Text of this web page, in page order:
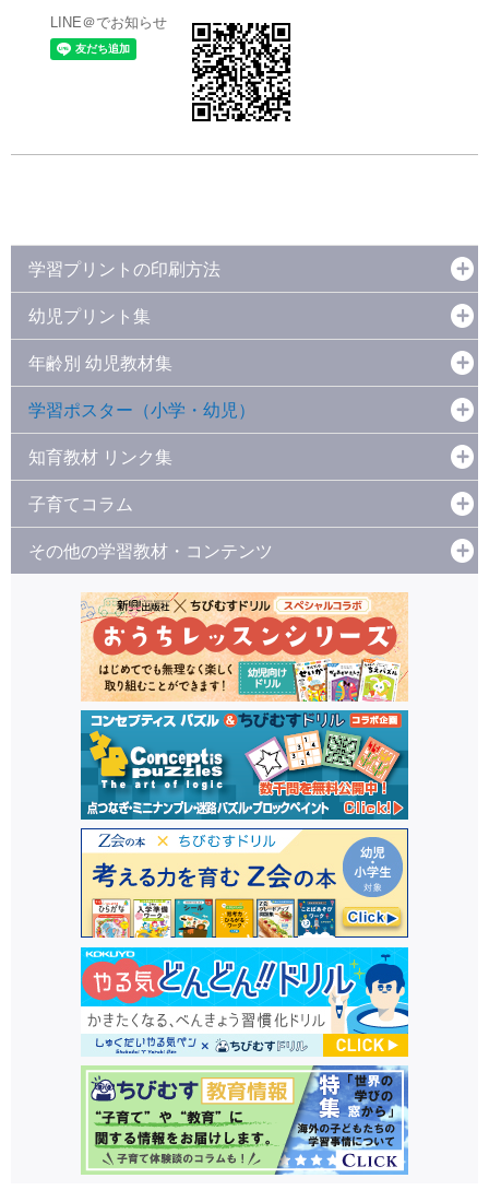
LINE＠でお知らせ
学習プリントの印刷方法
幼児プリント集
年齢別 幼児教材集
学習ポスター（小学・幼児）
知育教材 リンク集
子育てコラム
その他の学習教材・コンテンツ